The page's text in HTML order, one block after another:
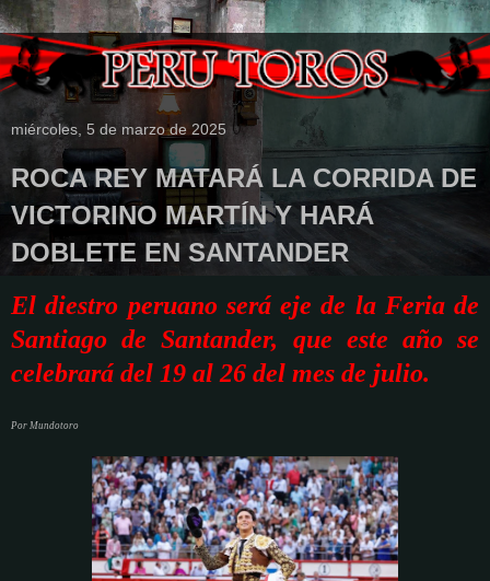
miércoles, 5 de marzo de 2025
ROCA REY MATARÁ LA CORRIDA DE
VICTORINO MARTÍN Y HARÁ
DOBLETE EN SANTANDER
El diestro peruano será eje de la Feria de
Santiago de Santander, que este año se
celebrará del 19 al 26 del mes de julio.
Por Mundotoro